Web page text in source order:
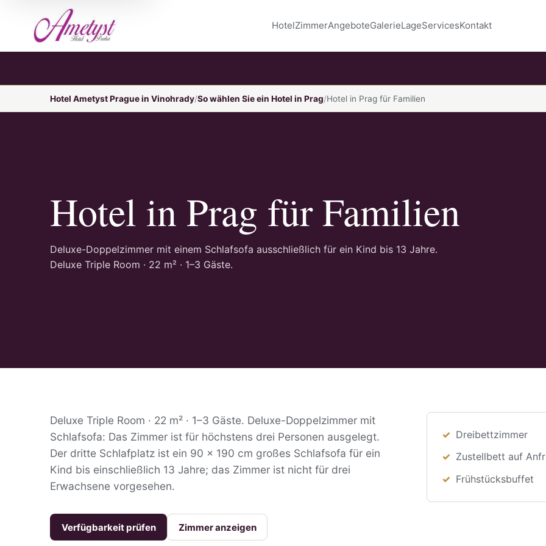
HotelZimmerAngeboteGalerieLageServicesKontakt
Hotel Ametyst Prague in Vinohrady So wählen Sie ein Hotel in Prag Hotel in Prag für Familien
Hotel in Prag für Familien
Deluxe-Doppelzimmer mit einem Schlafsofa ausschließlich für ein Kind bis 13 Jahre.
Deluxe Triple Room · 22 m² · 1–3 Gäste.
Deluxe Triple Room · 22 m² · 1–3 Gäste. Deluxe-Doppelzimmer mit
Schlafsofa: Das Zimmer ist für höchstens drei Personen ausgelegt.
Der dritte Schlafplatz ist ein 90 × 190 cm großes Schlafsofa für ein
Kind bis einschließlich 13 Jahre; das Zimmer ist nicht für drei
Erwachsene vorgesehen.
Verfügbarkeit prüfen Zimmer anzeigen
Dreibettzimmer
Zustellbett auf
Frühstücksbuffet